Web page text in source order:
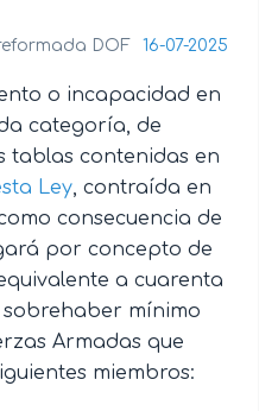
DOF 16-07-2025
o incapacidad en
categoría, de
tablas contenidas en
Ley, contraída en
consecuencia de
por concepto de
a cuarenta
sobrehaber mínimo
Armadas que
miembros: